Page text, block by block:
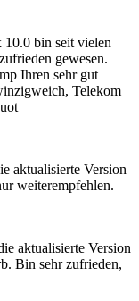
10.0 bin seit vielen
gewesen.
Ihren sehr gut
Telekom
aktualisierte Version
weiterempfehlen.
aktualisierte Version
Bin sehr zufrieden,